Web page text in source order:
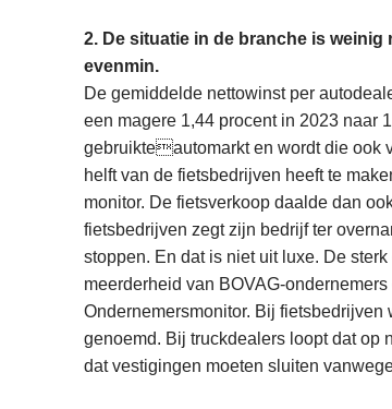
2. De situatie in de branche is
evenmin.
De gemiddelde nettowinst per
een magere 1,44 procent in 2023 naar
gebruikteautomarkt en wordt die ook
helft van de fietsbedrijven heeft te
monitor. De fietsverkoop daalde dan
fietsbedrijven zegt zijn bedrijf ter
stoppen. En dat is niet uit luxe. De
meerderheid van BOVAG-
Ondernemersmonitor. Bij
genoemd. Bij truckdealers loopt dat op
dat vestigingen moeten sluiten